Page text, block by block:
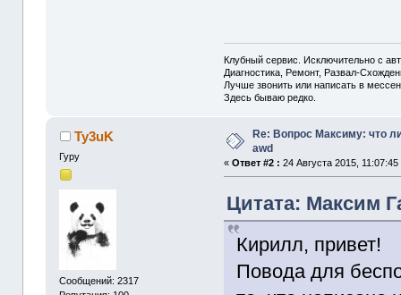
Клубный сервис. Исключительно с
Диагностика, Ремонт, Развал-
Лучше звонить или написать в
Здесь бываю редко.
Ty3uK
Гуру
Сообщений: 2317
Re: Вопрос Максиму: что
awd
«Ответ #2 : 24 Августа 2015, 11:07:45
Цитата: Максим
Кирилл, привет!
Повода для